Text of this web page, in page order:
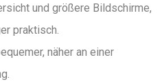
und größere Bildschirme,
praktisch.
näher an einer